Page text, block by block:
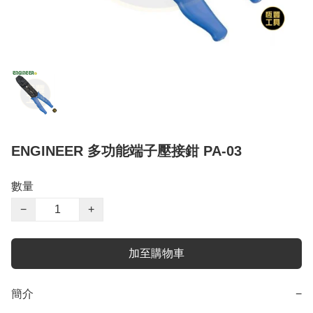
ENGINEER 多功能端子壓接鉗 PA-03
數量
−
+
加至購物車
簡介 −